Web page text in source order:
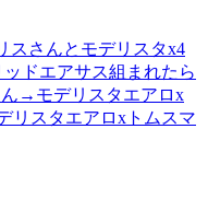
スさんとモデリスタx4
ドエアサス組まれたら
→モデリスタエアロx
リスタエアロxトムスマ